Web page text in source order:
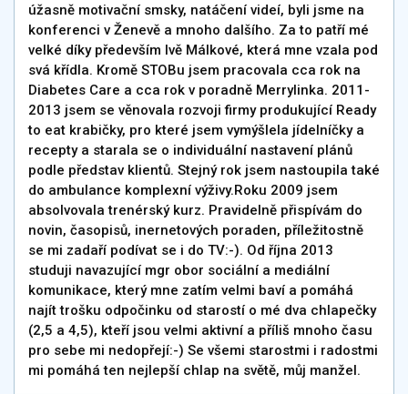
úžasně motivační smsky, natáčení videí, byli jsme na
konferenci v Ženevě a mnoho dalšího. Za to patří mé
velké díky především Ivě Málkové, která mne vzala pod
svá křídla. Kromě STOBu jsem pracovala cca rok na
Diabetes Care a cca rok v poradně Merrylinka. 2011-
2013 jsem se věnovala rozvoji firmy produkující Ready
to eat krabičky, pro které jsem vymýšlela jídelníčky a
recepty a starala se o individuální nastavení plánů
podle představ klientů. Stejný rok jsem nastoupila také
do ambulance komplexní výživy.Roku 2009 jsem
absolvovala trenérský kurz. Pravidelně přispívám do
novin, časopisů, inernetových poraden, příležitostně
se mi zadaří podívat se i do TV:-). Od října 2013
studuji navazující mgr obor sociální a mediální
komunikace, který mne zatím velmi baví a pomáhá
najít trošku odpočinku od starostí o mé dva chlapečky
(2,5 a 4,5), kteří jsou velmi aktivní a příliš mnoho času
pro sebe mi nedopřejí:-) Se všemi starostmi i radostmi
mi pomáhá ten nejlepší chlap na světě, můj manžel.